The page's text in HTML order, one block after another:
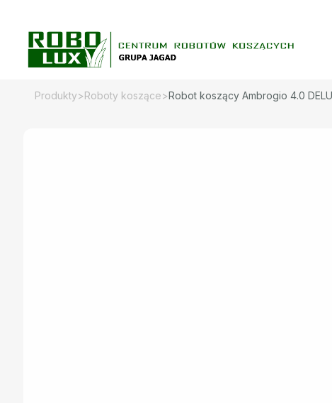
Produkty>Roboty koszące>Robot koszący Ambrogio 4.0